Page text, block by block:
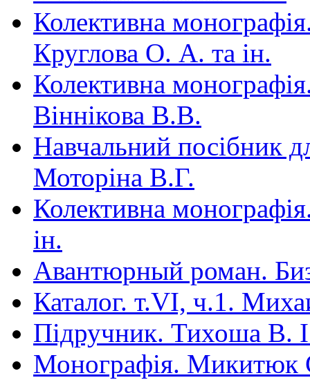
Колективна
Круглова О. А. та ін.
Колективна
Віннікова В.В.
Навчальний посібник
Моторіна В.Г.
Колективна
ін.
Авантюрный роман.
Каталог. т.VI, ч.1.
Під­ручник. Тихоша В.
Монографія. Микитюк